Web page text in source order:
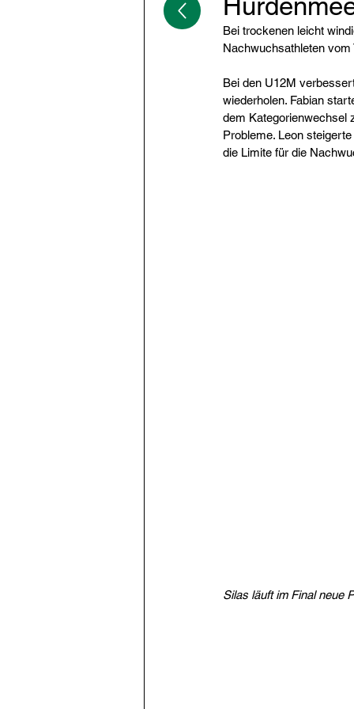
Bei trockenen leicht
Nachwuchsathleten
Bei den U12M
wiederholen. Fabian
dem Kategorienwechsel
Probleme. Leon
die Limite für die
Silas läuft im Final neue